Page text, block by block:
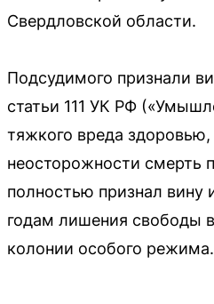
Свердловской области.
Подсудимого признали
статьи 111 УК РФ
тяжкого вреда
неосторожности смерть
полностью признал вину
годам лишения свободы
колонии особого режима.